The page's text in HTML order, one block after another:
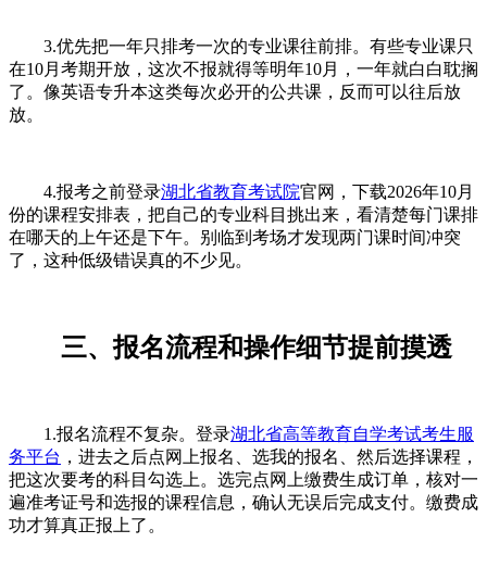
3.优先把一年只排考一次的专业课往前排。有些专业课只
在10月考期开放，这次不报就得等明年10月，一年就白白耽搁
了。像英语专升本这类每次必开的公共课，反而可以往后放
放。
4.报考之前登录湖北省教育考试院官网，下载2026年10月
份的课程安排表，把自己的专业科目挑出来，看清楚每门课排
在哪天的上午还是下午。别临到考场才发现两门课时间冲突
了，这种低级错误真的不少见。
三、报名流程和操作细节提前摸透
1.报名流程不复杂。登录湖北省高等教育自学考试考生服
务平台 ，进去之后点网上报名、选我的报名、然后选择课程，
把这次要考的科目勾选上。选完点网上缴费生成订单，核对一
遍准考证号和选报的课程信息，确认无误后完成支付。缴费成
功才算真正报上了。